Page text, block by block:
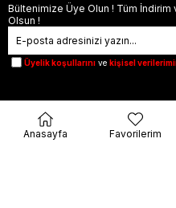
Bültenimize Üye Olun ! Tüm İndirim
Olsun !
Üyelik koşullarını ve kişisel
© 2023 orjinalbu.com
Anasayfa Favorilerim